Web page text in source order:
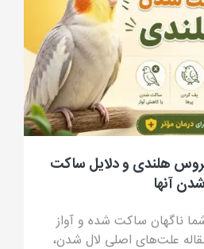
علت، تشخیص، درمان
از کنه گوش گربه
در این مقاله جامع با علائم
پودر قهوه)، دلایل انتقال،